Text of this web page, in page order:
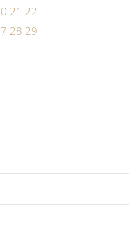
21 22
28 29